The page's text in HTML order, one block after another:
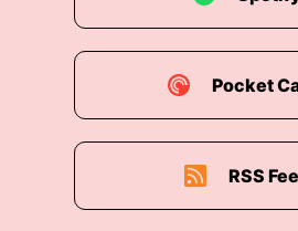
überlegt dass ich hier in
einen geschichtlichen und
Einordnung vornehmen
bedürfnisorientierten
dahingekommen sind Und
Vorgänger gab,
Werdegang war und wie das
gesellschaftlich zu verstehen
Pocket
RSS